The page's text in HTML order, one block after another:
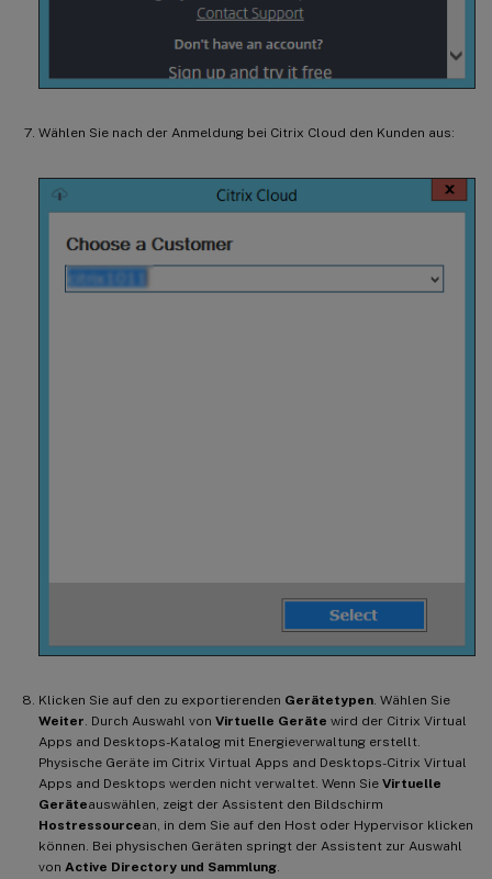
Wählen Sie nach der Anmeldung bei Citrix Cloud den Kunden aus:
Klicken Sie auf den zu exportierenden Gerätetypen. Wählen Sie
Weiter. Durch Auswahl von Virtuelle Geräte wird der Citrix Virtual
Apps and Desktops-Katalog mit Energieverwaltung erstellt.
Physische Geräte im Citrix Virtual Apps and Desktops-Citrix Virtual
Apps and Desktops werden nicht verwaltet. Wenn Sie Virtuelle
Geräteauswählen, zeigt der Assistent den Bildschirm
Hostressourcean, in dem Sie auf den Host oder Hypervisor klicken
können. Bei physischen Geräten springt der Assistent zur Auswahl
von Active Directory und Sammlung.